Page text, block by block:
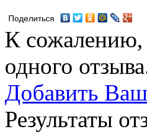
Поделиться
К сожалению,
одного
Добавить
Результаты